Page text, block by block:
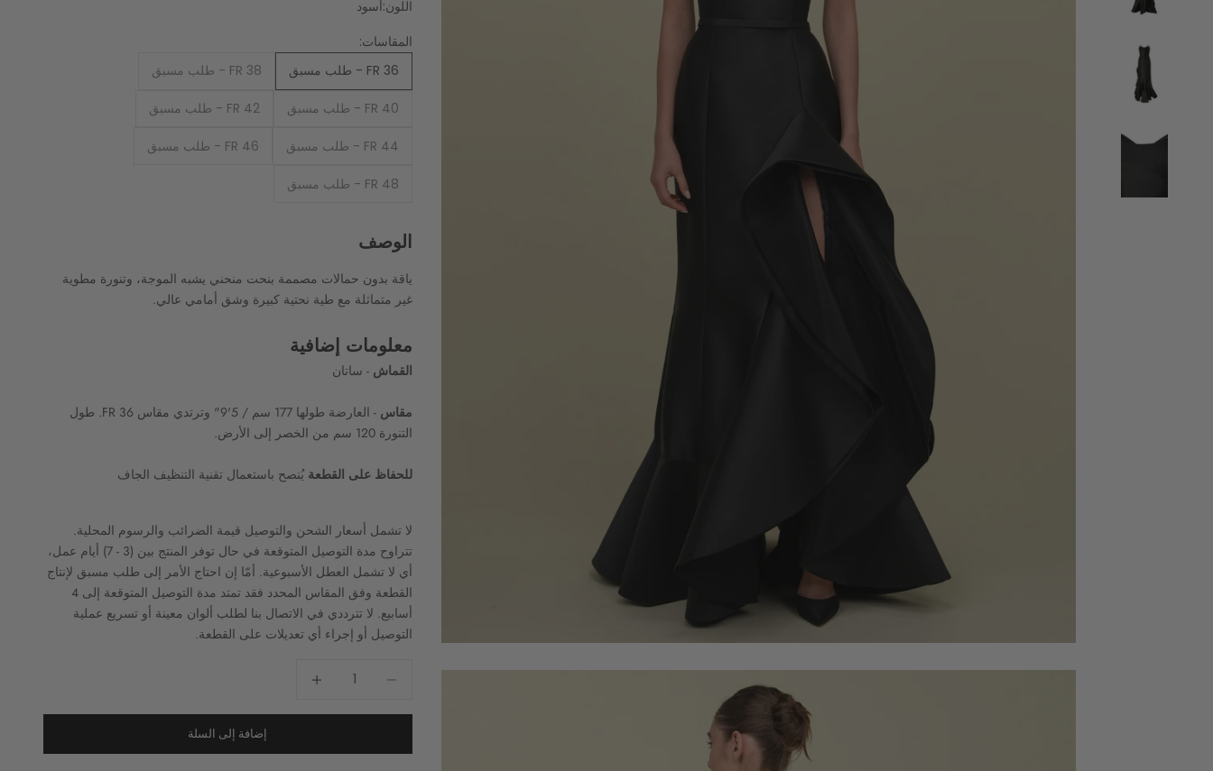
اللون:أسود
المقاسات:
FR 36 - طلب مسبق
FR 38 - طلب مسبق
FR 40 - طلب مسبق FR 42 - طلب مسبق
FR 44 - طلب مسبق FR 46 - طلب مسبق
FR 48 - طلب مسبق
الوصف
ياقة بدون حمالات مصممة بنحت منحني يشبه الموجة، وتنورة مطوية
غير متماثلة مع طية نحتية كبيرة وشق أمامي عالي.
معلومات إضافية
القماش - ساتان
مقاس
- العارضة طولها 177 سم / 5'9" وترتدي مقاس FR 36. طول
التنورة 120 سم من الخصر إلى الأرض.
للحفاظ على القطعة يُنصح باستعمال تقنية التنظيف الجاف
لا تشمل أسعار الشحن والتوصيل قيمة الضرائب والرسوم المحلية.
تتراوح مدة التوصيل المتوقعة في حال توفر المنتج بين (3 - 7) أيام عمل،
أي لا تشمل العطل الأسبوعية. أمّا إن احتاج الأمر إلى طلب مسبق لإنتاج
القطعة وفق المقاس المحدد فقد تمتد مدة التوصيل المتوقعة إلى 4
أسابيع. لا تترددي في الاتصال بنا لطلب ألوان معينة أو تسريع عملية
التوصيل أو إجراء أي تعديلات على القطعة.
إضافة إلى السلة